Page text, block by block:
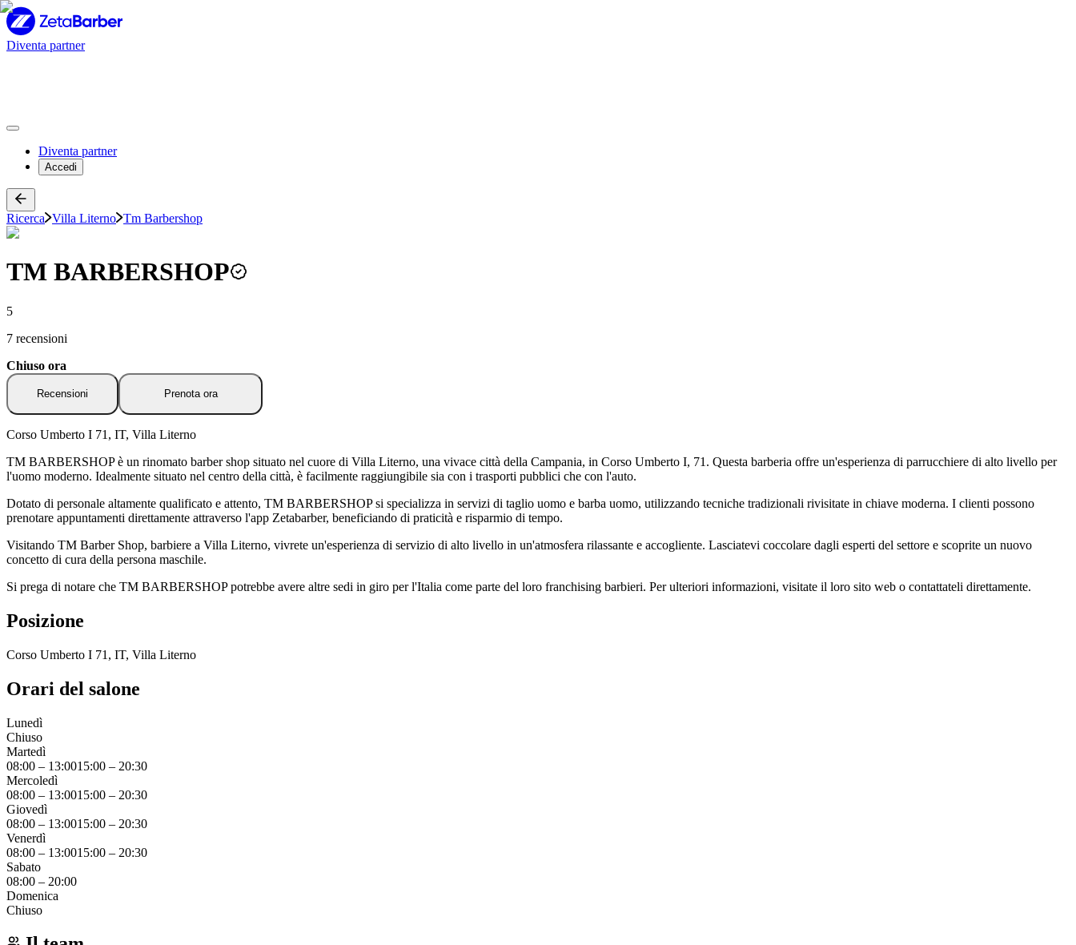
Diventa partner
Diventa partner
Accedi
Ricerca Villa Literno Tm Barbershop
TM BARBERSHOP
5
7 recensioni
Chiuso ora
Recensioni Prenota ora
Corso Umberto I 71, IT, Villa Literno
TM BARBERSHOP è un rinomato barber shop situato nel cuore di Villa Literno, una vivace città della Campania, in Corso Umberto I, 71. Questa barberia offre un'esperienza di parrucchiere di alto livello per
l'uomo moderno. Idealmente situato nel centro della città, è facilmente raggiungibile sia con i trasporti pubblici che con l'auto.
Dotato di personale altamente qualificato e attento, TM BARBERSHOP si specializza in servizi di taglio uomo e barba uomo, utilizzando tecniche tradizionali rivisitate in chiave moderna. I clienti possono
prenotare appuntamenti direttamente attraverso l'app Zetabarber, beneficiando di praticità e risparmio di tempo.
Visitando TM Barber Shop, barbiere a Villa Literno, vivrete un'esperienza di servizio di alto livello in un'atmosfera rilassante e accogliente. Lasciatevi coccolare dagli esperti del settore e scoprite un nuovo
concetto di cura della persona maschile.
Si prega di notare che TM BARBERSHOP potrebbe avere altre sedi in giro per l'Italia come parte del loro franchising barbieri. Per ulteriori informazioni, visitate il loro sito web o contattateli direttamente.
Posizione
Corso Umberto I 71, IT, Villa Literno
Orari del salone
Lunedì
Chiuso
Martedì
08:00 – 13:0015:00 – 20:30
Mercoledì
08:00 – 13:0015:00 – 20:30
Giovedì
08:00 – 13:0015:00 – 20:30
Venerdì
08:00 – 13:0015:00 – 20:30
Sabato
08:00 – 20:00
Domenica
Chiuso